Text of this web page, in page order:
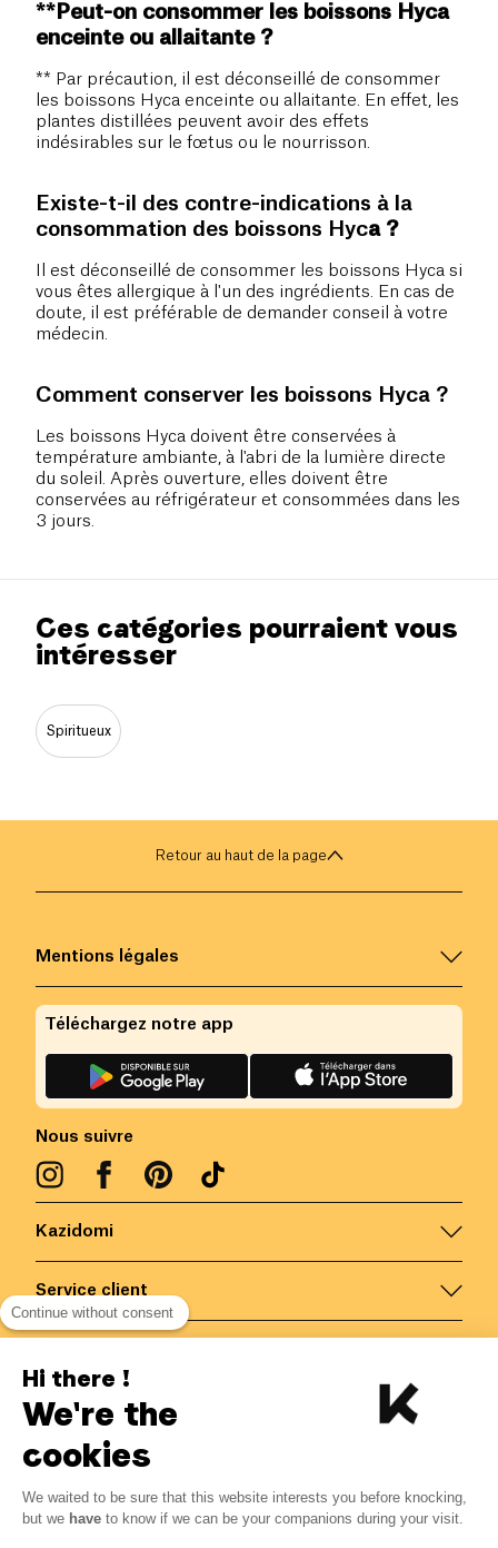
**Peut-on consommer les boissons Hyca
enceinte ou allaitante ?
** Par précaution, il est déconseillé de consommer
les boissons Hyca enceinte ou allaitante. En effet, les
plantes distillées peuvent avoir des effets
indésirables sur le fœtus ou le nourrisson.
Existe-t-il des contre-indications à la
consommation des boissons Hyca ?
Il est déconseillé de consommer les boissons Hyca si
vous êtes allergique à l'un des ingrédients. En cas de
doute, il est préférable de demander conseil à votre
médecin.
Comment conserver les boissons Hyca ?
Les boissons Hyca doivent être conservées à
température ambiante, à l'abri de la lumière directe
du soleil. Après ouverture, elles doivent être
conservées au réfrigérateur et consommées dans les
3 jours.
Ces catégories pourraient vous
intéresser
Spiritueux
Retour au haut de la page
Kazidomi
Service client
Mentions légales
Nous suivre
Téléchargez notre app
Belgique/FR
Continue without consent
Hi there !
We're the
cookies
We waited to be sure that this website interests you before knocking,
but we have to know if we can be your companions during your visit.